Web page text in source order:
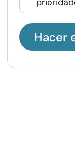
Hacer